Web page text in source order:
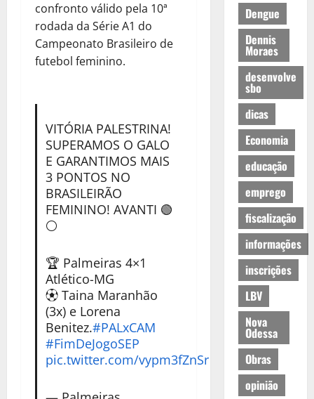
confronto válido pela 10ª
rodada da Série A1 do
Campeonato Brasileiro de
futebol feminino.
VITÓRIA PALESTRINA!
SUPERAMOS O GALO
E GARANTIMOS MAIS
3 PONTOS NO
BRASILEIRÃO
FEMININO! AVANTI 🟢
⚪
🏆 Palmeiras 4×1
Atlético-MG
⚽ Taina Maranhão
(3x) e Lorena
Benitez.#PALxCAM
#FimDeJogoSEP
pic.twitter.com/vypm3fZnSr
Dengue
Dennis
Moraes
desenvolve
sbo
dicas
Economia
educação
emprego
fiscalização
informações
inscrições
LBV
Nova
Odessa
Obras
opinião